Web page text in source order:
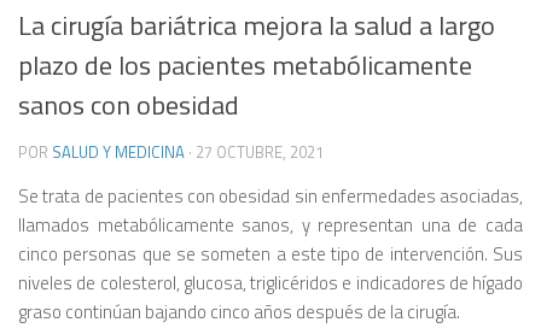
La cirugía bariátrica mejora la salud a largo
plazo de los pacientes metabólicamente
sanos con obesidad
POR SALUD Y MEDICINA · 27 OCTUBRE, 2021
Se trata de pacientes con obesidad sin enfermedades asociadas,
llamados metabólicamente sanos, y representan una de cada
cinco personas que se someten a este tipo de intervención. Sus
niveles de colesterol, glucosa, triglicéridos e indicadores de hígado
graso continúan bajando cinco años después de la cirugía.